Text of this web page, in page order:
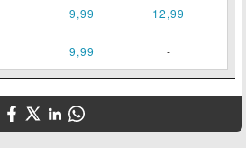
9,99 12,99
9,99 -